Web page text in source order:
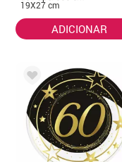
19X27 cm
ADICIONAR